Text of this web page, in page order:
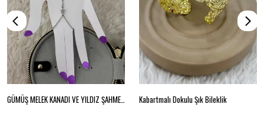
GÜMÜŞ MELEK KANADI VE YILDIZ ŞAHMERAN Kabartmalı Dokulu Şık Bileklik